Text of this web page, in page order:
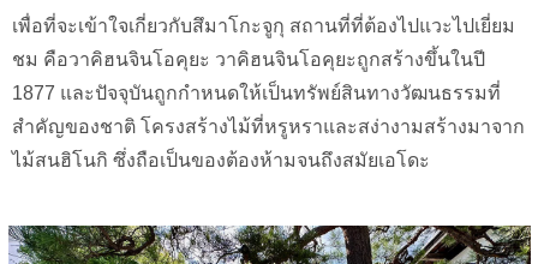
เพื่อที่จะเข้าใจเกี่ยวกับสึมาโกะจูกุ สถานที่ที่ต้องไปแวะไปเยี่ยม
ชม คือวาคิฮนจินโอคุยะ วาคิฮนจินโอคุยะถูกสร้างขึ้นในปี
1877 และปัจจุบันถูกกำหนดให้เป็นทรัพย์สินทางวัฒนธรรมที่
สำคัญของชาติ โครงสร้างไม้ที่หรูหราและสง่างามสร้างมาจาก
ไม้สนฮิโนกิ ซึ่งถือเป็นของต้องห้ามจนถึงสมัยเอโดะ